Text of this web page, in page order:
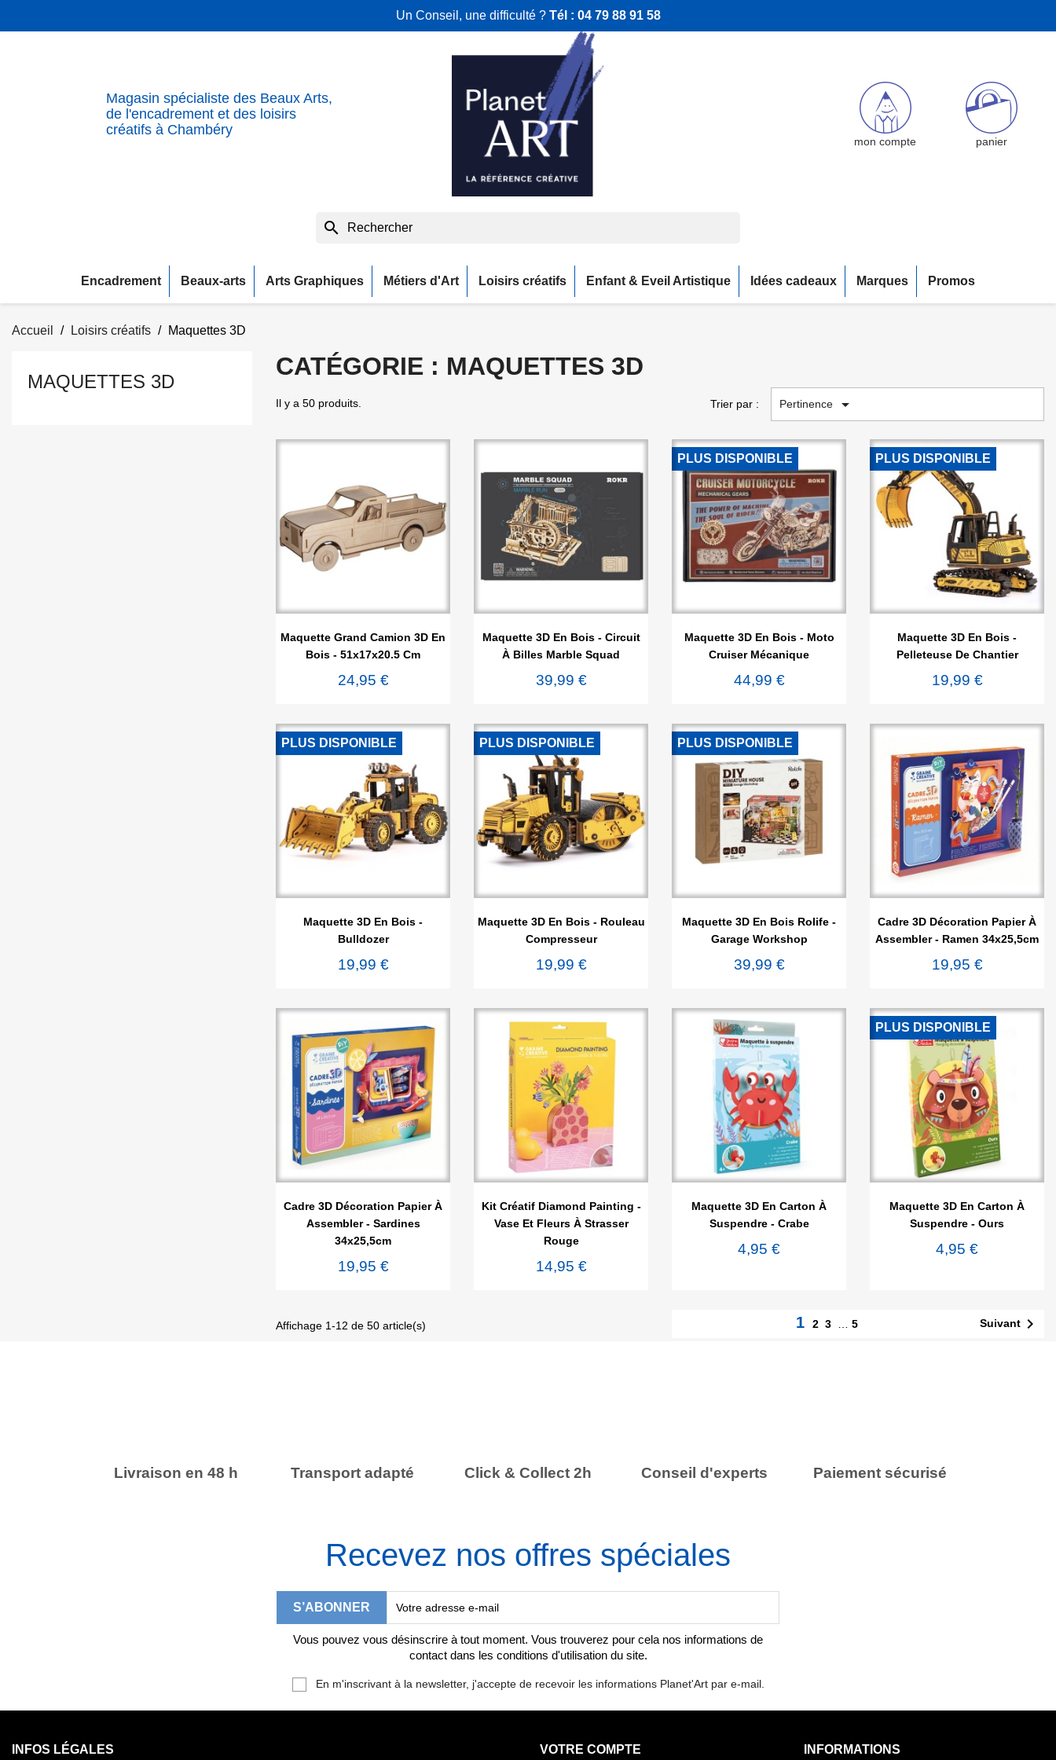
Un Conseil, une difficulté ? Tél : 04 79 88 91 58
Magasin spécialiste des Beaux Arts,
de l'encadrement et des loisirs
créatifs à Chambéry
mon compte panier
search
Encadrement Beaux-arts Arts Graphiques Métiers d'Art Loisirs créatifs Enfant & Eveil Artistique Idées cadeaux Marques Promos
Accueil Loisirs créatifs Maquettes 3D
MAQUETTES 3D
CATÉGORIE : MAQUETTES 3D
Il y a 50 produits. Trier par : Pertinence 

Maquette Grand Camion 3D En
Bois - 51x17x20.5 Cm
24,95 €

Maquette 3D En Bois - Circuit
À Billes Marble Squad
39,99 €

Maquette 3D En Bois - Moto
Cruiser Mécanique
44,99 €
PLUS DISPONIBLE
Maquette 3D En Bois -
Pelleteuse De Chantier
19,99 €
PLUS DISPONIBLE
Maquette 3D En Bois -
Bulldozer
19,99 €
PLUS DISPONIBLE

Maquette 3D En Bois - Rouleau
Compresseur
19,99 €
PLUS DISPONIBLE

Maquette 3D En Bois Rolife -
Garage Workshop
39,99 €
PLUS DISPONIBLE
 Aperçu rapide
Cadre 3D Décoration Papier À
Assembler - Ramen 34x25,5cm
19,95 €
 Aperçu rapide
Cadre 3D Décoration Papier À
Assembler - Sardines
34x25,5cm
19,95 €

Kit Créatif Diamond Painting -
Vase Et Fleurs À Strasser
Rouge
14,95 €

Maquette 3D En Carton À
Suspendre - Crabe
4,95 €

Maquette 3D En Carton À
Suspendre - Ours
4,95 €
PLUS DISPONIBLE
Affichage 1-12 de 50 article(s) 123 5 Suivant
Livraison en 48 h Transport adapté Click & Collect 2h Conseil d'experts Paiement sécurisé
Recevez nos offres spéciales
Vous pouvez vous désinscrire à tout moment. Vous trouverez pour cela nos informations de
contact dans les conditions d'utilisation du site.
En m'inscrivant à la newsletter, j'accepte de recevoir les informations Planet'Art par e-mail.
INFOS LÉGALES VOTRE COMPTE INFORMATIONS